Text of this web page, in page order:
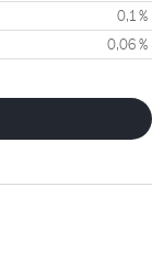
0,1 %
0,06 %